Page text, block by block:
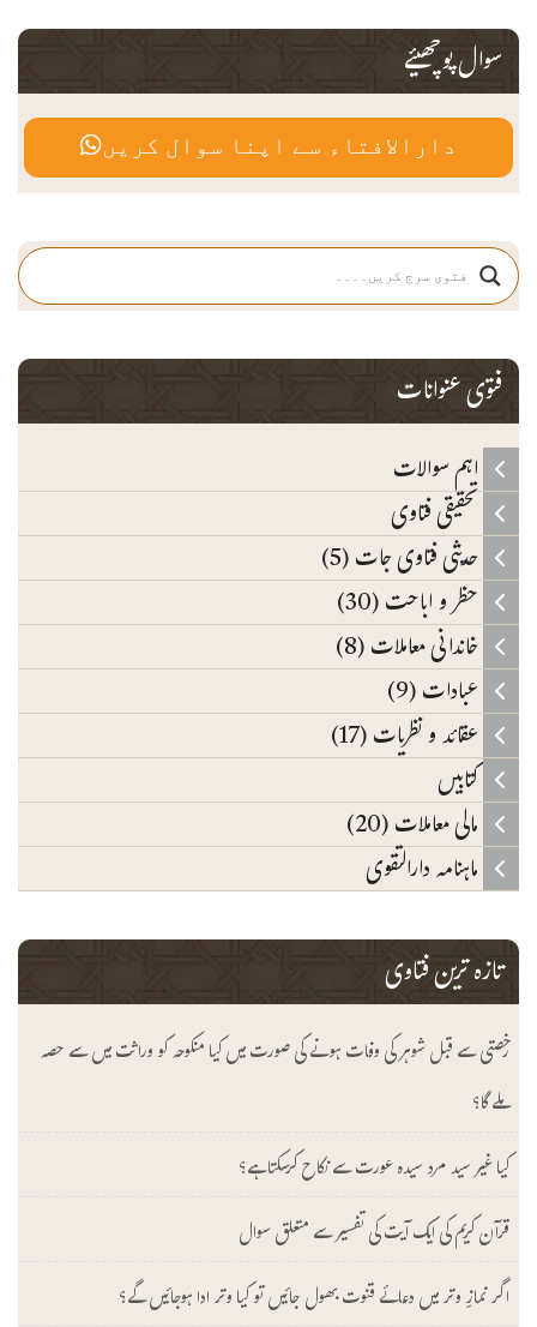
سوال پوچھیئے
دارالافتاء سے اپنا سوال کریں
فتوی عنوانات
اہم سوالات
تحقیقی فتاوی
حدیثی فتاوی جات (5)
حظر و اباحت (30)
خاندانی معاملات (8)
عبادات (9)
عقائد و نظریات (17)
کتابیں
مالی معاملات (20)
ماہنامہ دارالتقوی
تازہ ترین فتاوی
رخصتی سے قبل شوہر کی وفات ہونے کی صورت میں کیا منکوحہ کو وراثت میں سے حصہ
ملے گا؟
کیا غیر سید مرد سیدہ عورت سے نکاح کرسکتا ہے؟
قرآن کریم کی ایک آیت کی تفسیر سے متعلق سوال
اگر نمازِ وتر میں دعائے قنوت بھول جائیں تو کیا وتر ادا ہوجائیں گے؟